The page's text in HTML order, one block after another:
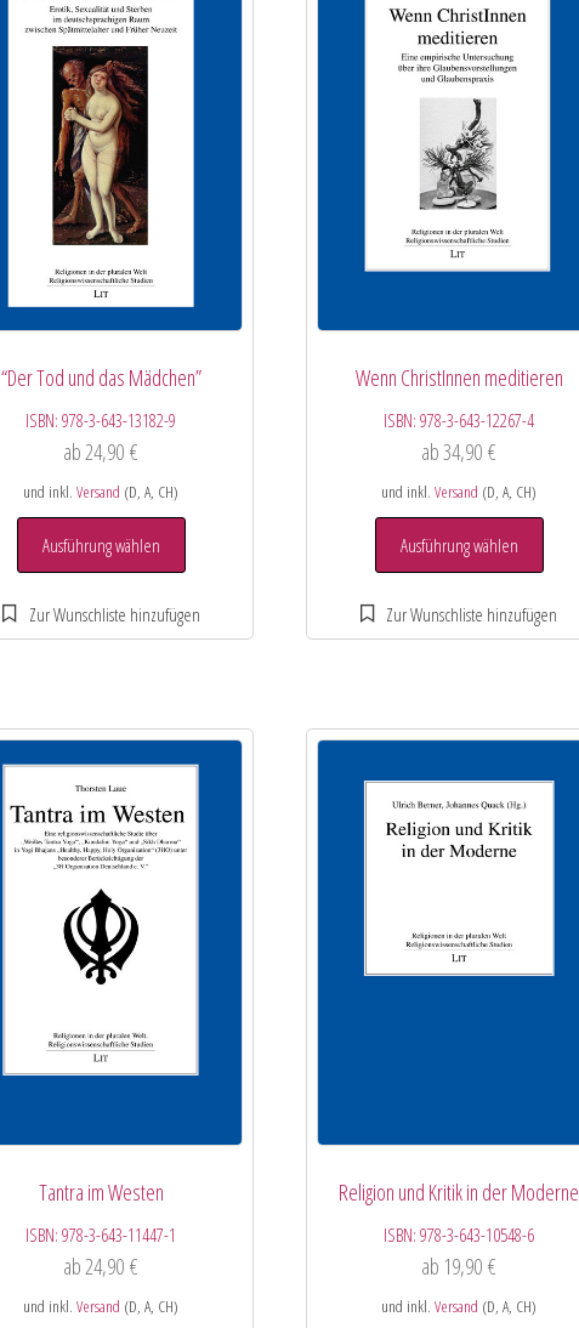
“Der Tod und das Mädchen”
ISBN:978-3-643-13182-9
ab 24,90€
und inkl.Versand (D, A, CH)
Ausführung wählen
Wenn ChristInnen meditieren
ISBN:978-3-643-12267-4
ab34,90€
und inkl.Versand (D, A, CH)
Ausführung wählen
Tantra im Westen
ISBN:978-3-643-11447-1
ab24,90€
und inkl.Versand (D, A, CH)
Religion und Kritik in der Moderne
ISBN:978-3-643-10548-6
ab 19,90€
und inkl.Versand (D, A, CH)